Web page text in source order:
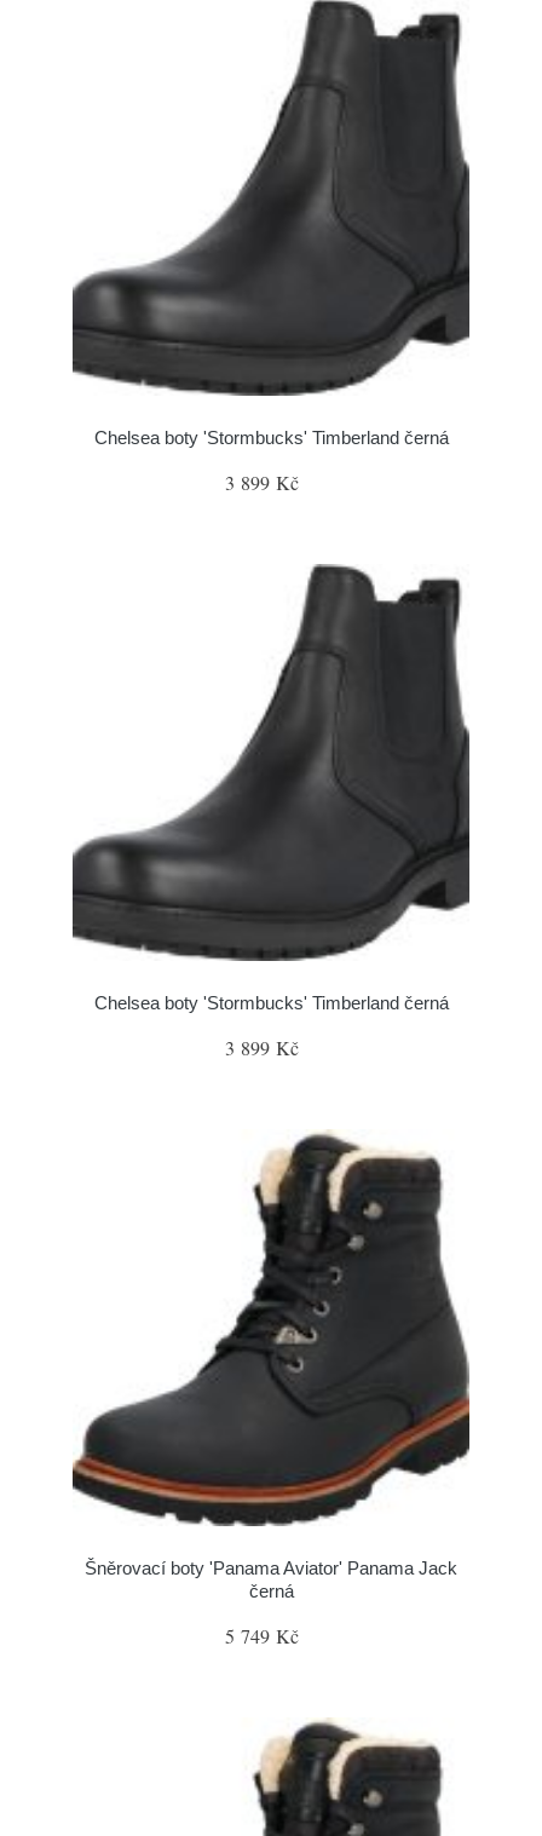
Chelsea boty 'Stormbucks' Timberland černá
3 899 Kč
Chelsea boty 'Stormbucks' Timberland černá
3 899 Kč
Šněrovací boty 'Panama Aviator' Panama Jack
černá
5 749 Kč